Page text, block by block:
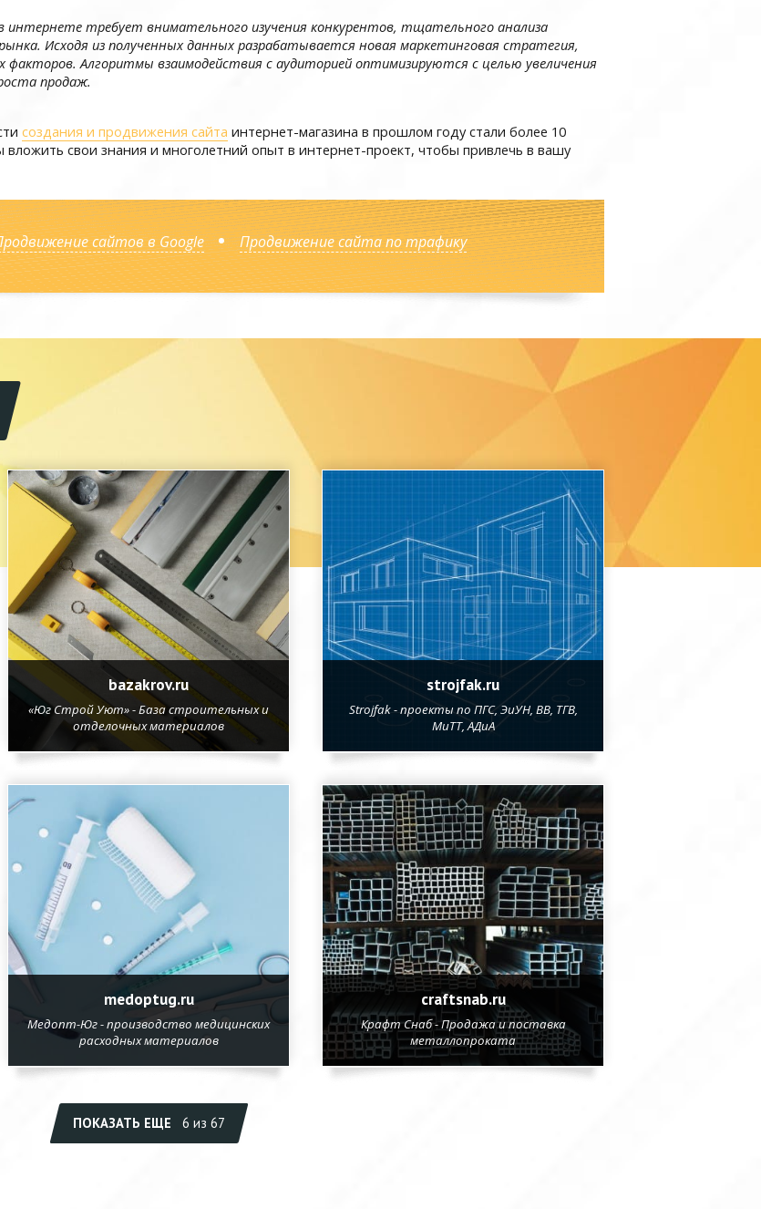
интернете требует внимательного изучения конкурентов, тщательного анализа
Исходя из полученных данных разрабатывается новая маркетинговая стратегия,
Алгоритмы взаимодействия с аудиторией оптимизируются с целью увеличения
продаж.
создания и продвижения сайта интернет-магазина в прошлом году стали более 10
свои знания и многолетний опыт в интернет-проект, чтобы привлечь в вашу
сайтов в Google Продвижение сайта по трафику
bazakrov.ru
«Юг Строй Уют» - База строительных и
отделочных материалов
strojfak.ru
Strojfak - проекты по ПГС, ЭиУН, ВВ, ТГВ,
МиТТ, АДиА
medoptug.ru
Медопт-Юг - производство медицинских
расходных материалов
craftsnab.ru
Крафт Снаб - Продажа и поставка
металлопроката
ПОКАЗАТЬ ЕЩЕ 6 из 67